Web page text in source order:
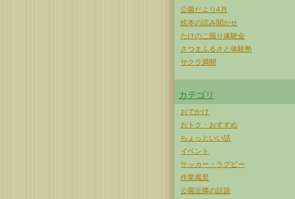
公園だより4月
絵本の読み聞かせ
たけのこ掘り体験会
さつまふるさと体験塾
サクラ満開
カテゴリ
おでかけ
おトク・おすすめ
ちょっといい話
イベント
サッカー・ラグビー
作業風景
公園近隣の話題